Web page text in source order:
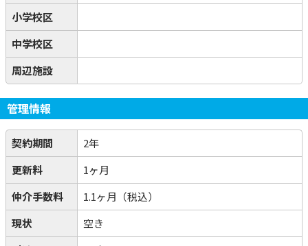
小学校区
中学校区
周辺施設
管理情報
契約期間
2年
更新料
1ヶ月
仲介手数料
1.1ヶ月（税込）
現状
空き